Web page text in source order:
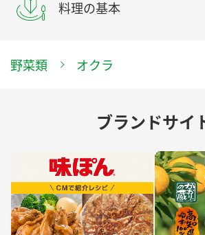
料理の基本
野菜類 オクラ
ブランドサイ